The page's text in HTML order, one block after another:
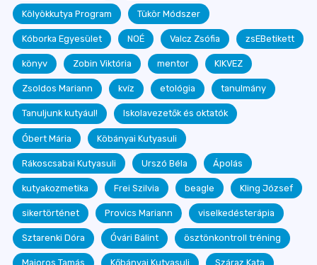
Kölyökkutya Program Tükör Módszer
Kóborka Egyesület NOÉ Valcz Zsófia zsEBetikett
könyv Zobin Viktória mentor KIKVEZ
Zsoldos Mariann kvíz etológia tanulmány
Tanuljunk kutyául! Iskolavezetők és oktatók
Óbert Mária Köbányai Kutyasuli
Rákoscsabai Kutyasuli Urszó Béla Ápolás
kutyakozmetika Frei Szilvia beagle Kling József
sikertörténet Provics Mariann viselkedésterápia
Sztarenki Dóra Óvári Bálint ösztönkontroll tréning
Majoros Tamás Kőbányai Kutyasuli Száraz Kata